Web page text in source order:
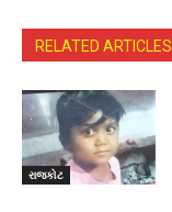
RELATED ARTICLES
રાજકોટ